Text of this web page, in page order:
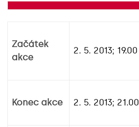
Začátek
akce
2. 5. 2013; 19.00
Konec akce 2. 5. 2013; 21.00